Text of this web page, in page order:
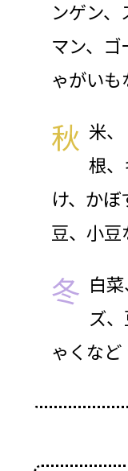
ンゲン、
マン、ゴ
ゃがいも
秋 米
根
け、かぼ
豆、小豆
冬 白
ズ
ゃくなど